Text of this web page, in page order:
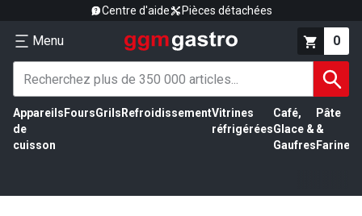
Centre d'aide Pièces détachées
Menu 0
Appareils
de
cuisson
FoursGrils RefroidissementVitrines
réfrigérées
Café,
Glace &
Gaufres
Pâte
&
Farine